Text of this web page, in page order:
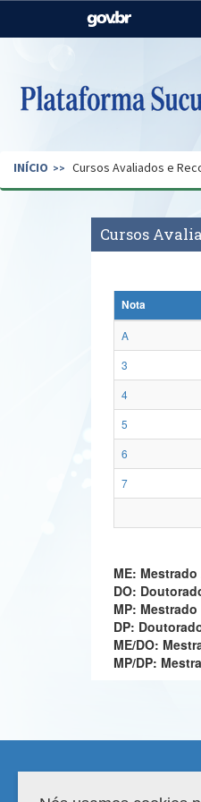
Casa Civil
Pecuária e
Secretaria de Governo
INÍCIO Cursos Avaliados e
Cursos
Nota
A
3
4
5
6
7
ME:
DO:
MP:
DP:
ME/DO:
MP/DP: